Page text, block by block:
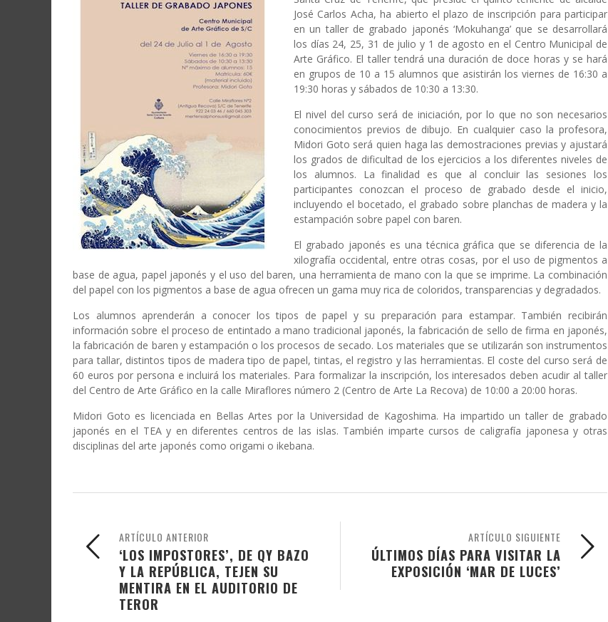
José Carlos Acha, ha abierto el plazo de inscripción para participar
en un taller de grabado japonés ‘Mokuhanga’ que se desarrollará
los días 24, 25, 31 de julio y 1 de agosto en el Centro Municipal de
Arte Gráfico. El taller tendrá una duración de doce horas y se hará
en grupos de 10 a 15 alumnos que asistirán los viernes de 16:30 a
19:30 horas y sábados de 10:30 a 13:30.
El nivel del curso será de iniciación, por lo que no son necesarios
conocimientos previos de dibujo. En cualquier caso la profesora,
Midori Goto será quien haga las demostraciones previas y ajustará
los grados de dificultad de los ejercicios a los diferentes niveles de
los alumnos. La finalidad es que al concluir las sesiones los
participantes conozcan el proceso de grabado desde el inicio,
incluyendo el bocetado, el grabado sobre planchas de madera y la
estampación sobre papel con baren.
El grabado japonés es una técnica gráfica que se diferencia de la
xilografía occidental, entre otras cosas, por el uso de pigmentos a
base de agua, papel japonés y el uso del baren, una herramienta de mano con la que se imprime. La combinación
del papel con los pigmentos a base de agua ofrecen un gama muy rica de coloridos, transparencias y degradados.
Los alumnos aprenderán a conocer los tipos de papel y su preparación para estampar. También recibirán
información sobre el proceso de entintado a mano tradicional japonés, la fabricación de sello de firma en japonés,
la fabricación de baren y estampación o los procesos de secado. Los materiales que se utilizarán son instrumentos
para tallar, distintos tipos de madera tipo de papel, tintas, el registro y las herramientas. El coste del curso será de
60 euros por persona e incluirá los materiales. Para formalizar la inscripción, los interesados deben acudir al taller
del Centro de Arte Gráfico en la calle Miraflores número 2 (Centro de Arte La Recova) de 10:00 a 20:00 horas.
Midori Goto es licenciada en Bellas Artes por la Universidad de Kagoshima. Ha impartido un taller de grabado
japonés en el TEA y en diferentes centros de las islas. También imparte cursos de caligrafía japonesa y otras
disciplinas del arte japonés como origami o ikebana.
ARTÍCULO SIGUIENTE
ÚLTIMOS DÍAS PARA VISITAR LA
EXPOSICIÓN ‘MAR DE LUCES’
ARTÍCULO ANTERIOR
‘LOS IMPOSTORES’, DE QY BAZO
Y LA REPÚBLICA, TEJEN SU
MENTIRA EN EL AUDITORIO DE
TEROR